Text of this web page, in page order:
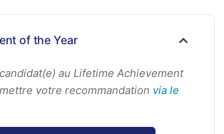
of the Year
au Lifetime Achievement
votre recommandation via le